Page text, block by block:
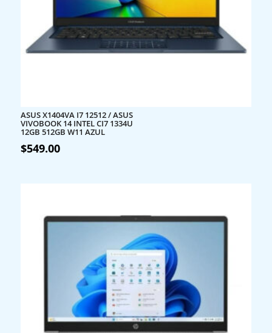
ASUS X1404VA I7 12512 / ASUS
VIVOBOOK 14 INTEL CI7 1334U
12GB 512GB W11 AZUL
$549.00